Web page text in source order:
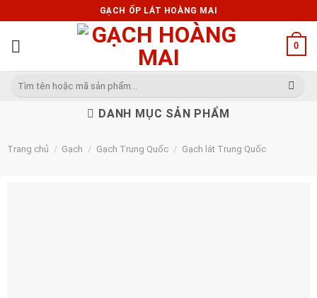
to
content
GẠCH ỐP LÁT HOÀNG MAI
0
Tìm
DANH MỤC SẢN PHẨM
Trang chủ / Gạch / Gạch Trung Quốc / Gạch lát Trung Quốc